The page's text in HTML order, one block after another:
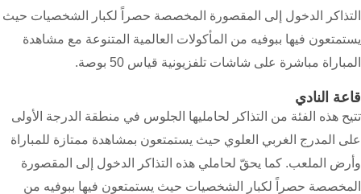
التذاكر الدخول إلى المقصورة المخصصة حصراً لكبار الشخصيات حيث
يستمتعون فيها ببوفيه من المأكولات العالمية المتنوعة مع مشاهدة
المباراة مباشرة على شاشات تلفزيونية قياس 50 بوصة.
قاعة النادي
تتيح هذه الفئة من التذاكر لحامليها الجلوس في منطقة الدرجة الأولى
على المدرج الغربي العلوي حيث يستمتعون بمشاهدة ممتازة للمباراة
وأرض الملعب. كما يحقّ لحاملي هذه التذاكر الدخول إلى المقصورة
المخصصة حصراً لكبار الشخصيات حيث يستمتعون فيها ببوفيه من